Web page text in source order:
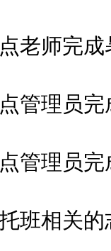
师完成
理员完
理员完
相关的